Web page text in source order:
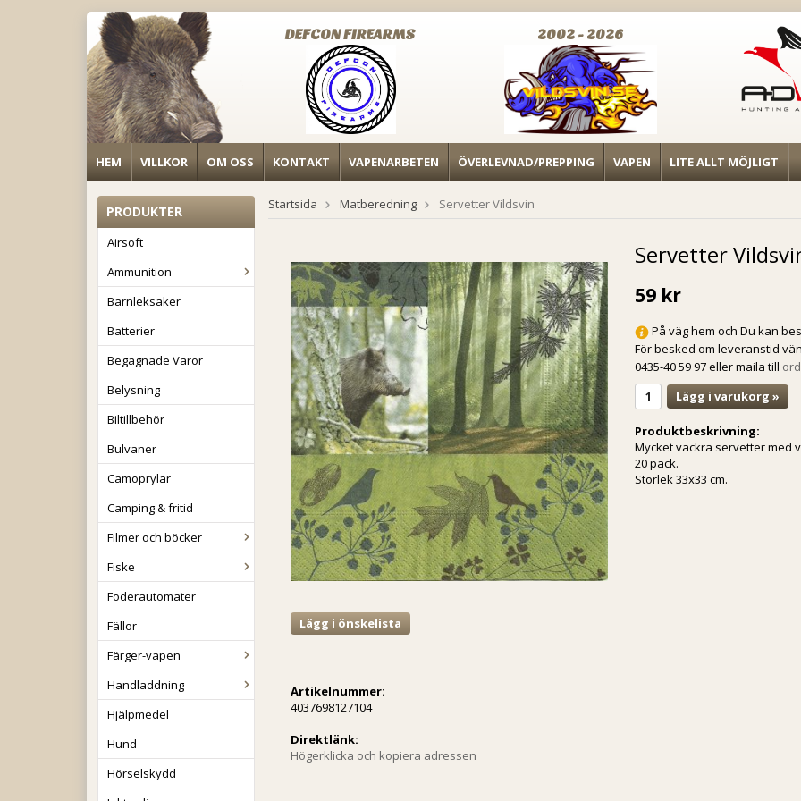
DEFCON FIREARMS 2002 - 2026
HEM VILLKOR OM OSS KONTAKT VAPENARBETEN ÖVERLEVNAD/PREPPING VAPEN LITE ALLT MÖJLIGT
PRODUKTER
Airsoft
Ammunition
Barnleksaker
Batterier
Begagnade Varor
Belysning
Biltillbehör
Bulvaner
Camoprylar
Camping & fritid
Filmer och böcker
Fiske
Foderautomater
Fällor
Färger-vapen
Handladdning
Hjälpmedel
Hund
Hörselskydd
Startsida Matberedning Servetter Vildsvin
Lägg i önskelista
Artikelnummer:
4037698127104
Direktlänk:
Högerklicka och kopiera adressen
Servetter
59 kr
På väg hem och Du kan
För besked om leveranstid
0435-40 59 97 eller maila till
Lägg i varukorg »
Produktbeskrivning:
Mycket vackra servetter med
20 pack.
Storlek 33x33 cm.